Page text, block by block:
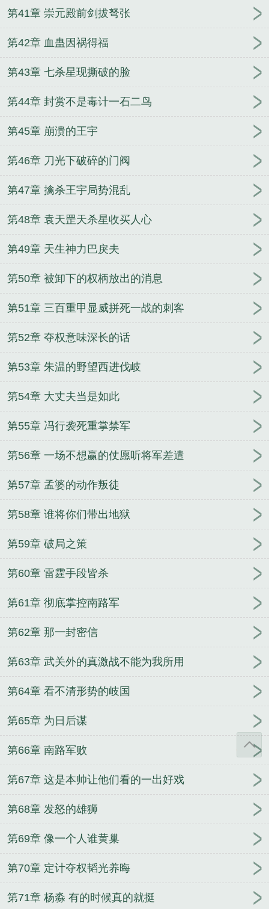
第41章 崇元殿前剑拔弩张
第42章 血蛊因祸得福
第43章 七杀星现撕破的脸
第44章 封赏不是毒计一石二鸟
第45章 崩溃的王宇
第46章 刀光下破碎的门阀
第47章 擒杀王宇局势混乱
第48章 袁天罡天杀星收买人心
第49章 天生神力巴戾夫
第50章 被卸下的权柄放出的消息
第51章 三百重甲显威拼死一战的刺客
第52章 夺权意味深长的话
第53章 朱温的野望西进伐岐
第54章 大丈夫当是如此
第55章 冯行袭死重掌禁军
第56章 一场不想赢的仗愿听将军差遣
第57章 孟婆的动作叛徒
第58章 谁将你们带出地狱
第59章 破局之策
第60章 雷霆手段皆杀
第61章 彻底掌控南路军
第62章 那一封密信
第63章 武关外的真激战不能为我所用
第64章 看不清形势的岐国
第65章 为日后谋
第66章 南路军败
第67章 这是本帅让他们看的一出好戏
第68章 发怒的雄狮
第69章 像一个人谁黄巢
第70章 定计夺权韬光养晦
第71章 杨淼 有的时候真的就挺